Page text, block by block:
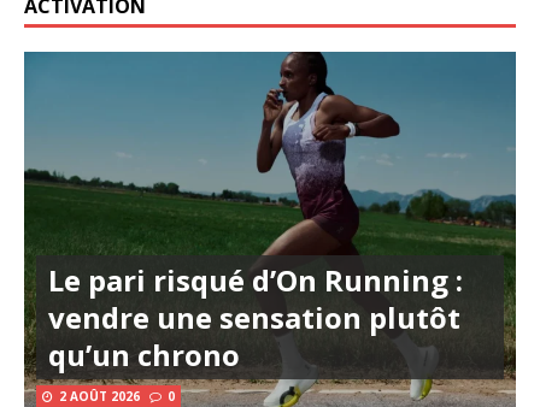
ACTIVATION
Le pari risqué d’On Running :
vendre une sensation plutôt
qu’un chrono
2 AOÛT 2026 0